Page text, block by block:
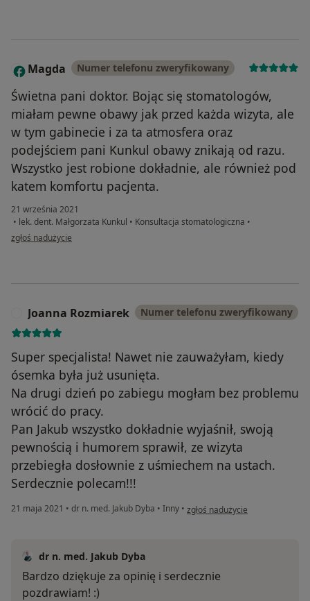
M Magda Numer telefonu zweryfikowany
Świetna pani doktor. Bojąc się stomatologów,
miałam pewne obawy jak przed każda wizyta, ale
w tym gabinecie i za ta atmosfera oraz
podejściem pani Kunkul obawy znikają od razu.
Wszystko jest robione dokładnie, ale również pod
katem komfortu pacjenta.
21 września 2021
• lek. dent. Małgorzata Kunkul • Konsultacja stomatologiczna •
w opinii użytkownika Magda
zgłoś nadużycie
Joanna Rozmiarek Numer telefonu zweryfikowany
Super specjalista! Nawet nie zauważyłam, kiedy
ósemka była już usunięta.
Na drugi dzień po zabiegu mogłam bez problemu
wrócić do pracy.
Pan Jakub wszystko dokładnie wyjaśnił, swoją
pewnością i humorem sprawił, ze wizyta
przebiegła dosłownie z uśmiechem na ustach.
Serdecznie polecam!!!
21 maja 2021 • dr n. med. Jakub Dyba • Inny • w opinii użytkownika Joanna
zgłoś nadużycie
dr n. med. Jakub Dyba
Bardzo dziękuje za opinię i serdecznie
pozdrawiam! :)